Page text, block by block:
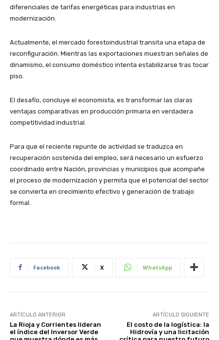
diferenciales de tarifas energéticas para industrias en
modernización.
Actualmente, el mercado forestoindustrial transita una etapa de
reconfiguración. Mientras las exportaciones muestran señales de
dinamismo, el consumo doméstico intenta estabilizarse tras tocar
piso.
El desafío, concluye el economista, es transformar las claras
ventajas comparativas en producción primaria en verdadera
competitividad industrial.
Para que el reciente repunte de actividad se traduzca en
recuperación sostenida del empleo, será necesario un esfuerzo
coordinado entre Nación, provincias y municipios que acompañe
el proceso de modernización y permita que el potencial del sector
se convierta en crecimiento efectivo y generación de trabajo
formal.
Facebook X WhatsApp
ARTÍCULO ANTERIOR
La Rioja y Corrientes lideran
el índice del Inversor Verde
ARTÍCULO SIGUIENTE
El costo de la logística: la
Hidrovía y una licitación